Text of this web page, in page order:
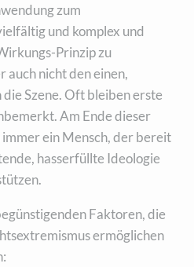
zum
und komplex und
Prinzip zu
auch nicht den einen,
Szene. Oft bleiben erste
Am Ende dieser
ein Mensch, der bereit
hasserfüllte Ideologie
Faktoren, die
ermöglichen